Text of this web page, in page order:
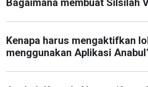
Bagaimana membuat Silsilah
Kenapa harus mengaktifkan
menggunakan Aplikasi